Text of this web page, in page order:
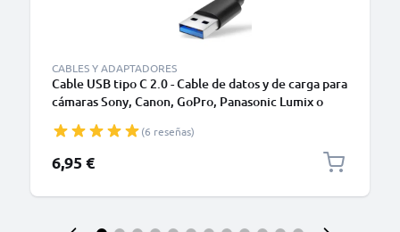
CABLES Y ADAPTADORES
Cable USB tipo C 2.0 - Cable de datos y de carga para
cámaras Sony, Canon, GoPro, Panasonic Lumix o
cargador USB tipo C(6 reseñas)
6,95 €